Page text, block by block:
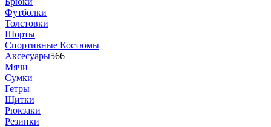
Футболки
Толстовки
Шорты
Спортивные Костюмы
Аксесуары566
Мячи
Сумки
Гетры
Щитки
Рюкзаки
Резинки